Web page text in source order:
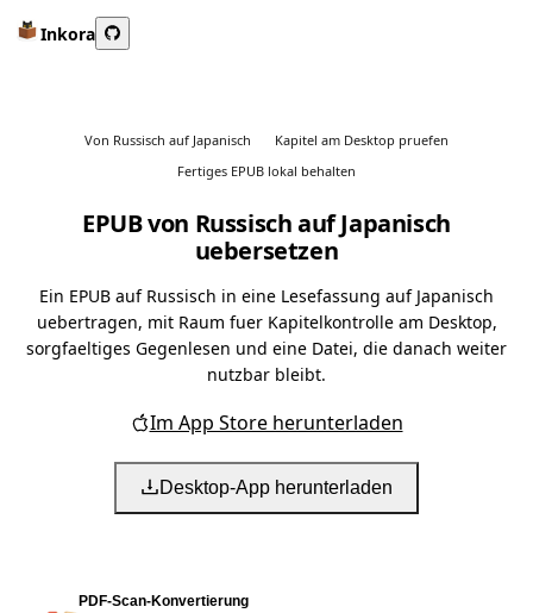
Inkora
Von Russisch auf Japanisch
Kapitel am Desktop pruefen
Fertiges EPUB lokal behalten
EPUB von Russisch auf Japanisch
uebersetzen
Ein EPUB auf Russisch in eine Lesefassung auf Japanisch
uebertragen, mit Raum fuer Kapitelkontrolle am Desktop,
sorgfaeltiges Gegenlesen und eine Datei, die danach weiter
nutzbar bleibt.
Im App Store herunterladen
Desktop-App herunterladen
PDF-Scan-Konvertierung